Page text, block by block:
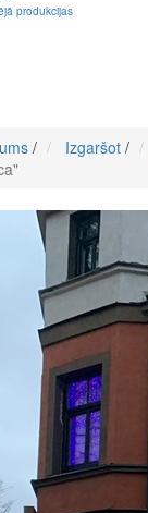
produkcijas
/ Izgaršot /